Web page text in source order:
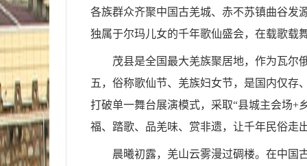
各族群众齐聚中国古羌城、赤不苏镇曲谷发
独属于尔玛儿女的千年歌仙盛会，在载歌载
茂县是全国最大羌族聚居地，作为瓦尔
五，俗称歌仙节、羌族妇女节，是国内仅存
打破单一舞台展演模式，采取“县城主会场+
福、踏歌、品羌味、赏非遗，让千年民俗走
晨曦初露，羌山云雾漫过碉楼。在中国